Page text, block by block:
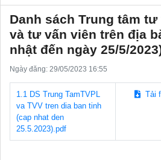
Danh sách Trung tâm
và tư vấn viên trên địa
nhật đến ngày 25/5/
Ngày đăng: 29/05/2023 16:55
1.1 DS Trung TamTVPL
va TVV tren dia ban tinh
(cap nhat den
25.5.2023).pdf
Tải